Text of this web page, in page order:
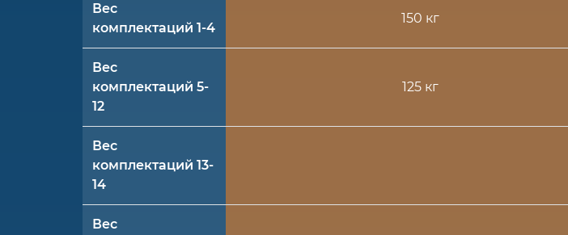
Вес
комплектаций 1-4
150 кг
Вес
комплектаций 5-
12
125 кг
Вес
комплектаций 13-
14
Вес